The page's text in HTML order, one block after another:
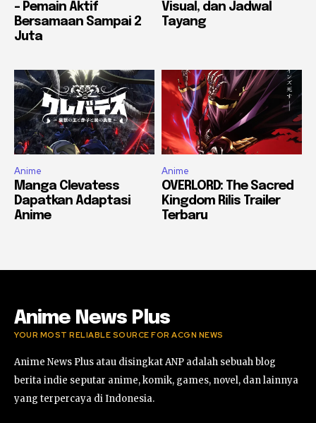
– Pemain Aktif
Bersamaan Sampai 2
Juta
Visual, dan Jadwal
Tayang
Anime
Manga Clevatess
Dapatkan Adaptasi
Anime
Anime
OVERLORD: The Sacred
Kingdom Rilis Trailer
Terbaru
Anime News Plus
YOUR MOST RELIABLE SOURCE FOR ACGN NEWS
Anime News Plus atau disingkat ANP adalah sebuah blog
berita indie seputar anime, komik, games, novel, dan lainnya
yang terpercaya di Indonesia.